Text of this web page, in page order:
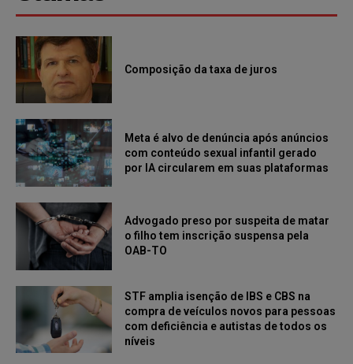
Composição da taxa de juros
Meta é alvo de denúncia após anúncios
com conteúdo sexual infantil gerado
por IA circularem em suas plataformas
Advogado preso por suspeita de matar
o filho tem inscrição suspensa pela
OAB-TO
STF amplia isenção de IBS e CBS na
compra de veículos novos para pessoas
com deficiência e autistas de todos os
níveis